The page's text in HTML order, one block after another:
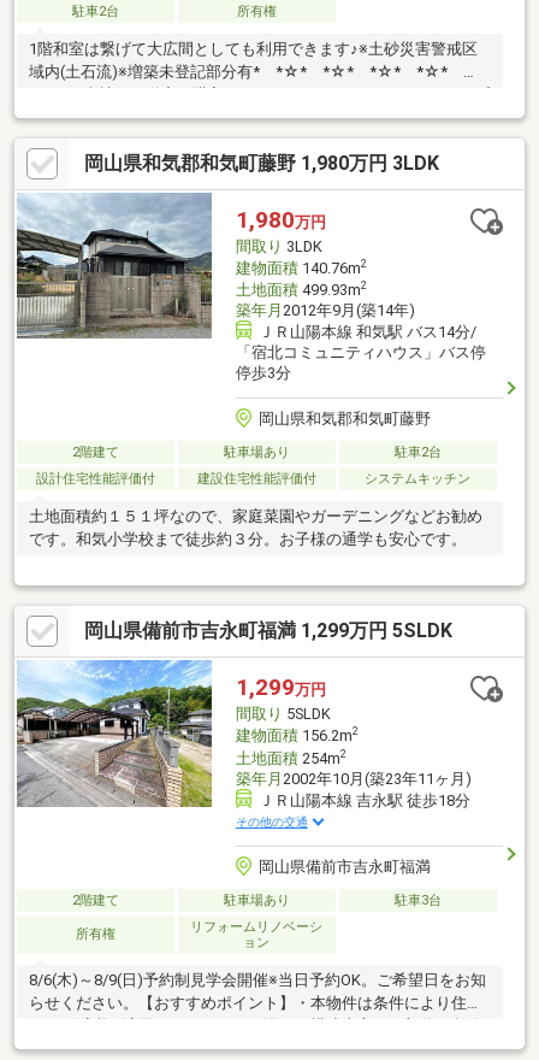
駐車2台
所有権
1階和室は繋げて大広間としても利用できます♪※土砂災害警戒区
域内(土石流)※増築未登記部分有* *☆* *☆* *☆* *☆*
でサポートいたします。高い技術力とデザイン力で失敗しないリ
フォームを実現。中古物件をリノベ・リフォームで蘇らせます。
物件購入費用とリノベ工事費用を一緒にローンで組む提案も可能
です。3Dモデリングでリフォームの完成予想図を立体的に表現。
購入・買い替え・購入+リノベーションなど、お気軽にご相談く
ださい！お問い合わせは【086-250-9005】または資料請求・来場
予約ボタンから。
岡山県和気郡和気町藤野 1,980万円 3LDK
1,980万円
間取り 3LDK
建物面積140.76m2
土地面積499.93m2
築年月 2012年9月(築14年)
ＪＲ山陽本線 和気駅 バス14分/
「宿北コミュニティハウス」バス停
停歩3分
岡山県和気郡和気町藤野
2階建て 駐車場あり
駐車2台
設計住宅性能評価付
建設住宅性能評価付 システムキッチン
土地面積約１５１坪なので、家庭菜園やガーデニングなどお勧め
です。和気小学校まで徒歩約３分。お子様の通学も安心です。
岡山県備前市吉永町福満 1,299万円 5SLDK
1,299万円
間取り 5SLDK
建物面積156.2m2
土地面積254m2
築年月 2002年10月(築23年11ヶ月)
ＪＲ山陽本線 吉永駅 徒歩18分
その他の交通
岡山県備前市吉永町福満
2階建て 駐車場あり 駐車3台
所有権
リフォームリノベーシ
ョン
8/6(木)～8/9(日)予約制見学会開催※当日予約OK。ご希望日をお知
らせください。【おすすめポイント】・本物件は条件により住宅
や・腐食、給排水管の故障や漏水についてお引渡しより２年間保